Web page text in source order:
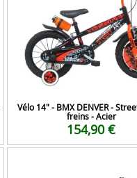
Vélo 14" - BMX DENVER -
freins - Acier
154,90 €